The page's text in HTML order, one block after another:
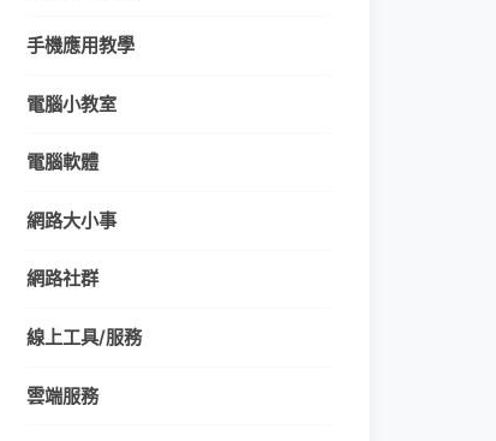
手機應用教學
電腦小教室
電腦軟體
網路大小事
網路社群
線上工具/服務
雲端服務